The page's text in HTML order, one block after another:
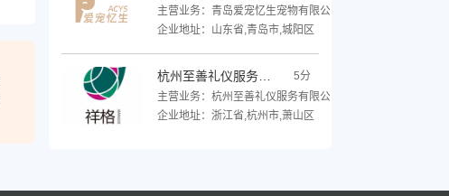
主营业务：青岛爱宠忆生宠物有限公司主营，宠物祭祀用品
企业地址：山东省,青岛市,城阳区
5分
主营业务：杭州至善礼仪服务有限公司，旗下运营“祥格”核
企业地址：浙江省,杭州市,萧山区